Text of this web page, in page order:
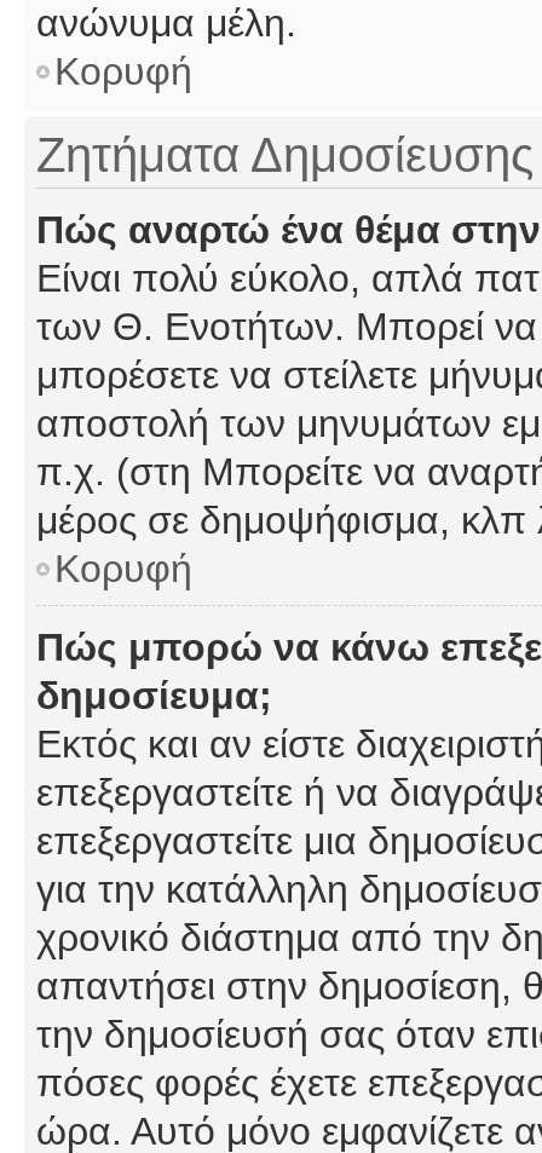
ανώνυμα μέλη.
Κορυφή
Ζητήματα Δημοσίευσης
Πώς αναρτώ ένα θέμα
Είναι πολύ εύκολο, απλά
των Θ. Ενοτήτων. Μπορεί να
μπορέσετε να στείλετε
αποστολή των μηνυμάτων
π.χ. (στη Μπορείτε να
μέρος σε δημοψήφισμα, κλπ
Κορυφή
Πώς μπορώ να κάνω
δημοσίευμα;
Εκτός και αν είστε
επεξεργαστείτε ή να
επεξεργαστείτε μια
για την κατάλληλη
χρονικό διάστημα από την
απαντήσει στην δημοσίεση,
την δημοσίευσή σας όταν
πόσες φορές έχετε
ώρα. Αυτό μόνο εμφανίζετε